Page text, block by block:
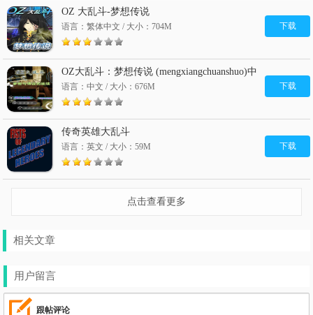
OZ 大乱斗-梦想传说
语言：繁体中文 / 大小：704M 下载
OZ大乱斗：梦想传说 (mengxiangchuanshuo)中
文硬盘版
语言：中文 / 大小：676M 下载
传奇英雄大乱斗
语言：英文 / 大小：59M 下载
点击查看更多
相关文章
用户留言
跟帖评论